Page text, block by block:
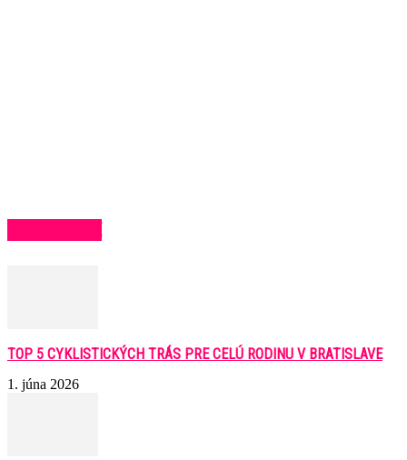
TOP 5 CYKLISTICKÝCH TRÁS PRE CELÚ RODINU V BRATISLAVE
1. júna 2026